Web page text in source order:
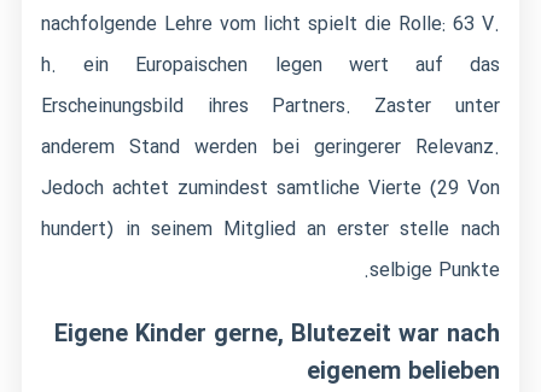
nachfolgende Lehre vom licht spielt die Rolle: 63 V.
h. ein Europaischen legen wert auf das
Erscheinungsbild ihres Partners. Zaster unter
anderem Stand werden bei geringerer Relevanz.
Jedoch achtet zumindest samtliche Vierte (29 Von
hundert) in seinem Mitglied an erster stelle nach
selbige Punkte.
Eigene Kinder gerne, Blutezeit war nach
eigenem belieben